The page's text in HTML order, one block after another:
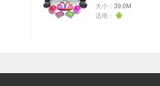
大小： 39.0M
适用：